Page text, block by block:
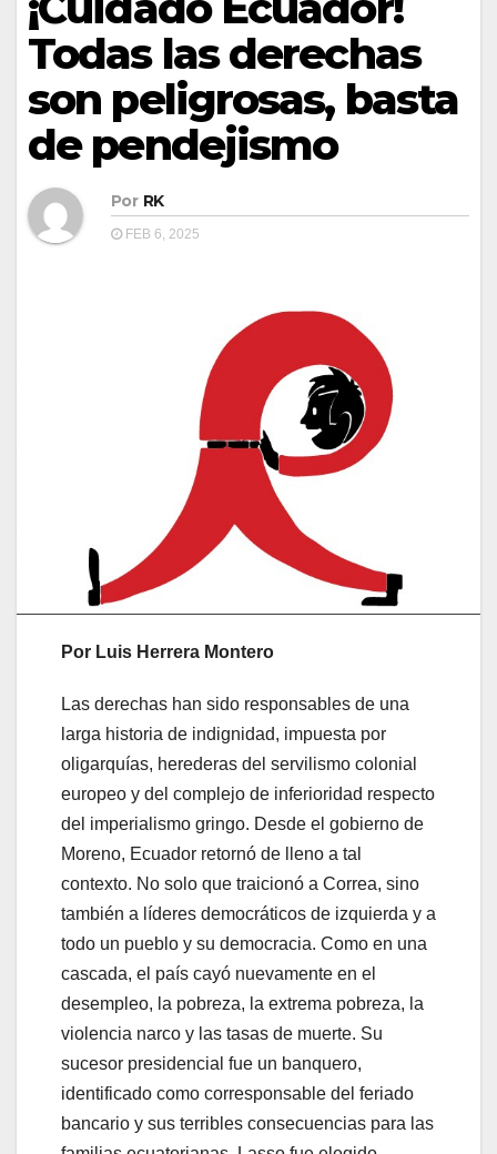
Todas las derechas
son peligrosas, basta
de pendejismo
Por RK
FEB 6, 2025
Por Luis Herrera Montero
Las derechas han sido responsables de una
larga historia de indignidad, impuesta por
oligarquías, herederas del servilismo colonial
europeo y del complejo de inferioridad respecto
del imperialismo gringo. Desde el gobierno de
Moreno, Ecuador retornó de lleno a tal
contexto. No solo que traicionó a Correa, sino
también a líderes democráticos de izquierda y a
todo un pueblo y su democracia. Como en una
cascada, el país cayó nuevamente en el
desempleo, la pobreza, la extrema pobreza, la
violencia narco y las tasas de muerte. Su
sucesor presidencial fue un banquero,
identificado como corresponsable del feriado
bancario y sus terribles consecuencias para las